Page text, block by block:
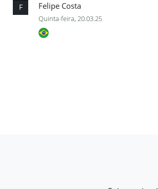
F Felipe Costa
Quinta-feira, 20.03.25